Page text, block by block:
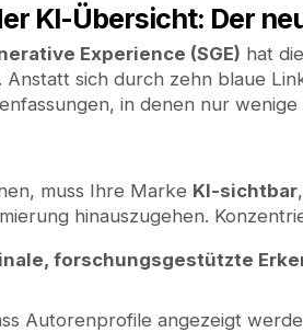
KI-Übersicht: Der
Experience (SGE) hat
sich durch zehn blaue
in denen nur
muss Ihre Marke KI-sichtbar
hinauszugehen.
forschungsgestützte
Autorenprofile angezeigt